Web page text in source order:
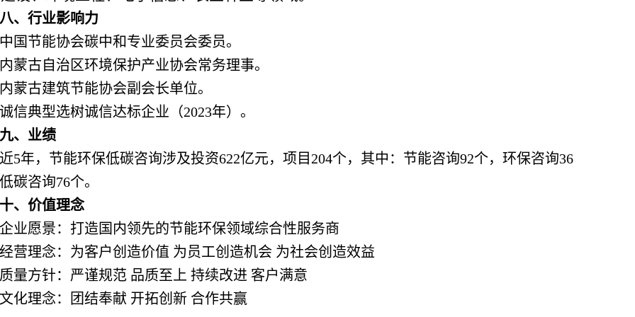
八、行业影响力
中国节能协会碳中和专业委员会委员。
内蒙古自治区环境保护产业协会常务理事。
内蒙古建筑节能协会副会长单位。
诚信典型选树诚信达标企业（2023年）。
九、业绩
近5年，节能环保低碳咨询涉及投资622亿元，项目204个，其中：节能咨询92个，环保咨询36
碳咨询76个。
十、价值理念
企业愿景：打造国内领先的节能环保领域综合性服务商
经营理念：为客户创造价值 为员工创造机会 为社会创造效益
质量方针：严谨规范 品质至上 持续改进 客户满意
文化理念：团结奉献 开拓创新 合作共赢